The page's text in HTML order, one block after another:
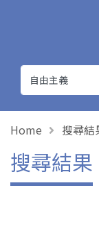
Home 搜尋結
搜尋結果